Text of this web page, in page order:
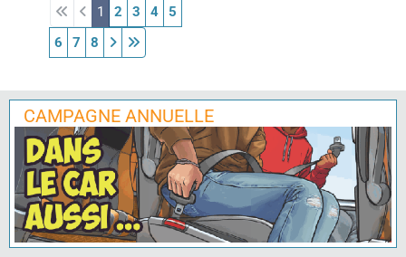
1 2 3 4
5
6
7 8
CAMPAGNE ANNUELLE